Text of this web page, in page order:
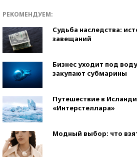
РЕКОМЕНДУЕМ:
Судьба наследства:
завещаний
Бизнес уходит под
закупают субмарины
Путешествие в
«Интерстеллара»
Модный выбор: что